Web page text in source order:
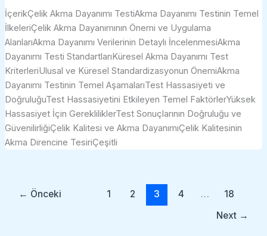
İçerikÇelik Akma Dayanımı TestiAkma Dayanımı Testinin Temel
İlkeleriÇelik Akma Dayanımının Önemi ve Uygulama
AlanlarıAkma Dayanımı Verilerinin Detaylı İncelenmesiAkma
Dayanımı Testi StandartlarıKüresel Akma Dayanımı Test
KriterleriUlusal ve Küresel Standardizasyonun ÖnemiAkma
Dayanımı Testinin Temel AşamalarıTest Hassasiyeti ve
DoğruluğuTest Hassasiyetini Etkileyen Temel FaktörlerYüksek
Hassasiyet İçin GerekliliklerTest Sonuçlarının Doğruluğu ve
GüvenilirliğiÇelik Kalitesi ve Akma DayanımıÇelik Kalitesinin
Akma Direncine TesiriÇeşitli
← Önceki 1 2 3 4 …
18
Next →